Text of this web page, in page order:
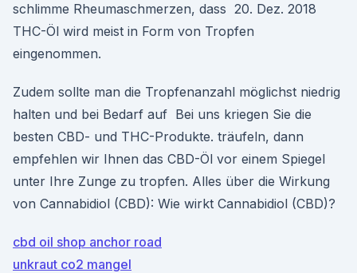
schlimme Rheumaschmerzen, dass 20. Dez. 2018
THC-Öl wird meist in Form von Tropfen
eingenommen.
Zudem sollte man die Tropfenanzahl möglichst niedrig
halten und bei Bedarf auf Bei uns kriegen Sie die
besten CBD- und THC-Produkte. träufeln, dann
empfehlen wir Ihnen das CBD-Öl vor einem Spiegel
unter Ihre Zunge zu tropfen. Alles über die Wirkung
von Cannabidiol (CBD): Wie wirkt Cannabidiol (CBD)?
cbd oil shop anchor road
unkraut co2 mangel